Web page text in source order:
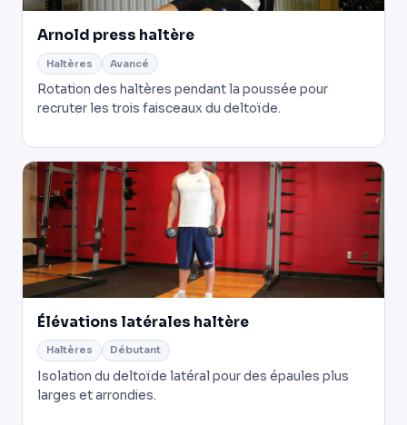
Arnold press haltère
Haltères Avancé
Rotation des haltères pendant la poussée pour
recruter les trois faisceaux du deltoïde.
Élévations latérales haltère
Haltères Débutant
Isolation du deltoïde latéral pour des épaules plus
larges et arrondies.